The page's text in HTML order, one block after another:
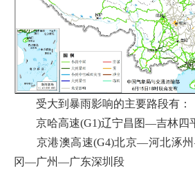
受大到暴雨影响的主要路段有：
京哈高速(G1)辽宁昌图—吉林四
京港澳高速(G4)北京—河北涿州
冈—广州—广东深圳段